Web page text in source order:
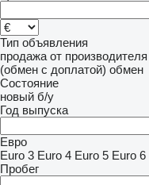
Тип объявления
продажа от производителя
(обмен с доплатой) обмен
Состояние
новый б/у
Год выпуска
Евро
Euro 3 Euro 4 Euro 5 Euro 6
Пробег